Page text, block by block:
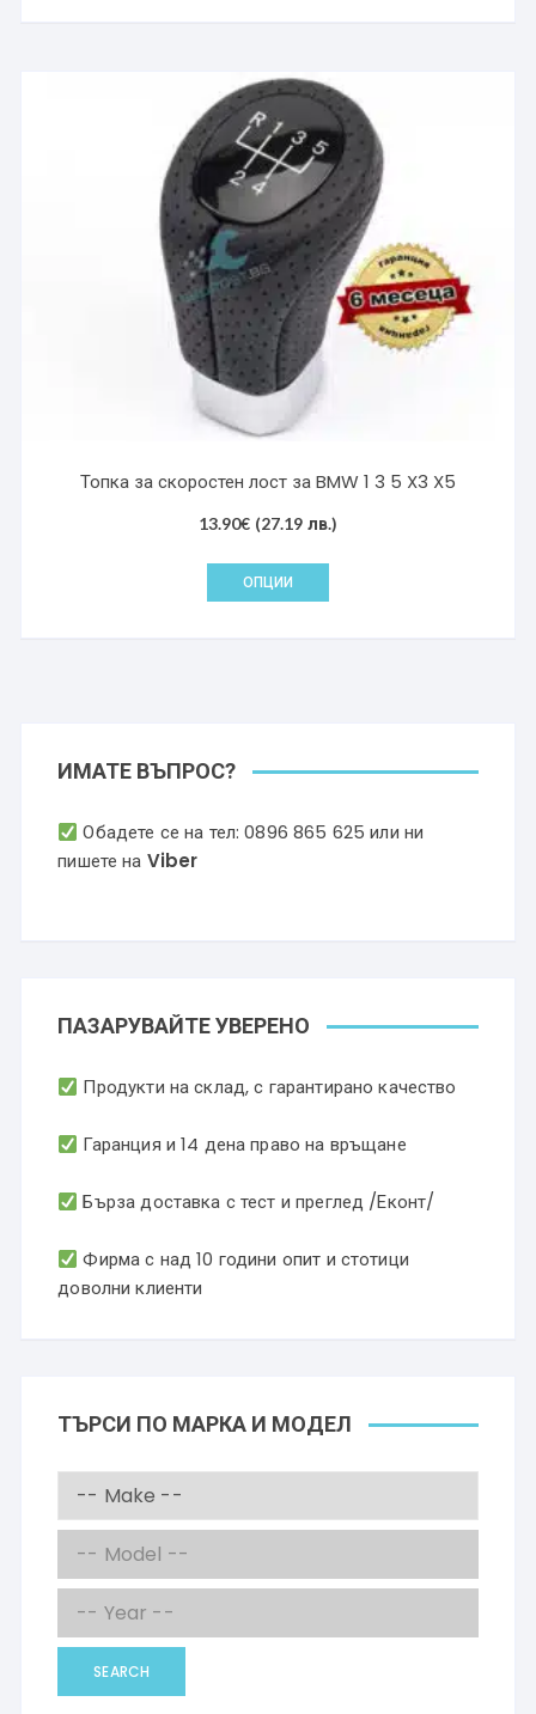
Топка за скоростен лост за BMW 1 3 5 X3 X5
13.90€ (27.19 лв.)
ОПЦИИ
This
chosen
ИМАТЕ ВЪПРОС?
Обадете се на тел:0896 865 625 или ни
пишете на Viber
ПАЗАРУВАЙТЕ УВЕРЕНО
Продукти на склад, с гарантирано качество
Гаранция и 14 дена право на връщане
Бърза доставка с тест и преглед /Еконт/
Фирма с над 10 години опит и стотици
доволни клиенти
ТЪРСИ ПО МАРКА И МОДЕЛ
SEARCH